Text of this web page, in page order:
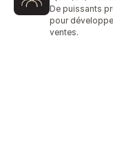
De puissants
pour
ventes.